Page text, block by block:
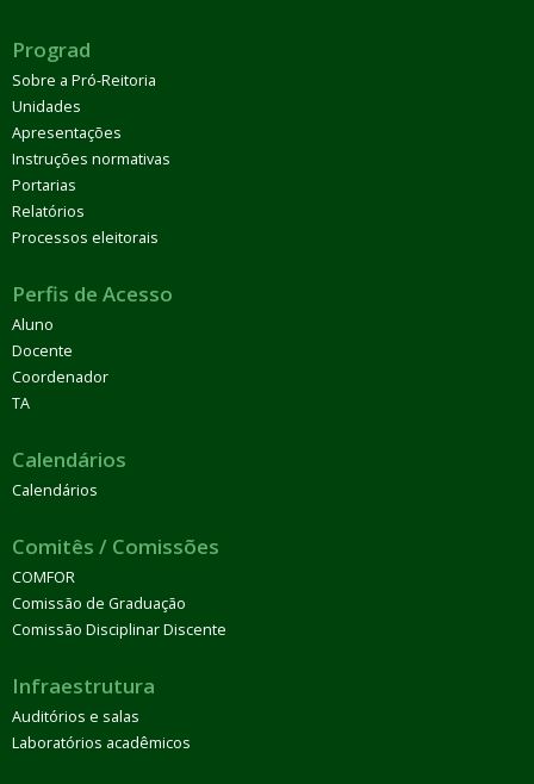
Prograd
Sobre a Pró-Reitoria
Unidades
Apresentações
Instruções normativas
Portarias
Relatórios
Processos eleitorais
Perfis de Acesso
Aluno
Docente
Coordenador
TA
Calendários
Calendários
Comitês / Comissões
COMFOR
Comissão de Graduação
Comissão Disciplinar Discente
Infraestrutura
Auditórios e salas
Laboratórios acadêmicos